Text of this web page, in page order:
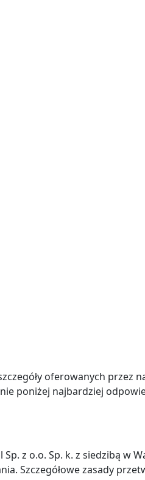
oferowanych przez
poniżej najbardziej
z o.o. Sp. k. z siedzibą w
Szczegółowe zasady